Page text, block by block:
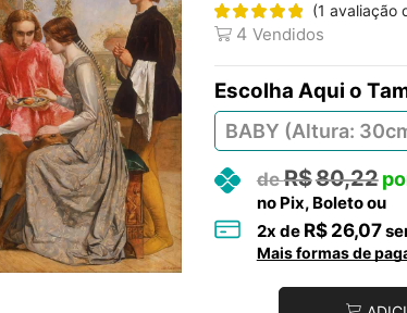
(1 avaliação
4 Vendidos
R$80,22
no Pix, Boleto ou
2x de R$ 26,07
Mais formas de